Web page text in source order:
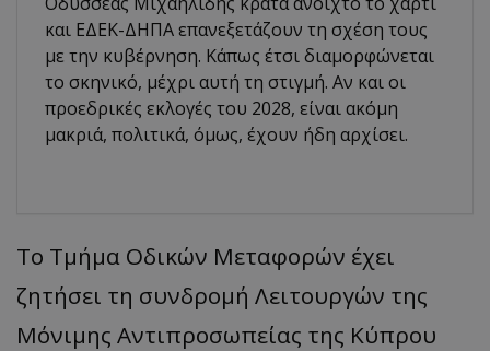
και ΕΔΕΚ-ΔΗΠΑ επανεξετάζουν τη σχέση τους
με την κυβέρνηση. Κάπως έτσι διαμορφώνεται
το σκηνικό, μέχρι αυτή τη στιγμή. Αν και οι
προεδρικές εκλογές του 2028, είναι ακόμη
μακριά, πολιτικά, όμως, έχουν ήδη αρχίσει.
Το Τμήμα Οδικών Μεταφορών έχει
ζητήσει τη συνδρομή Λειτουργών της
Μόνιμης Αντιπροσωπείας της Κύπρου